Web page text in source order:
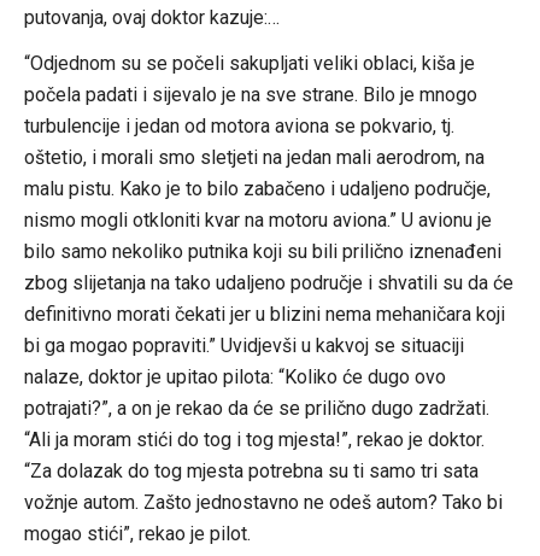
putovanja, ovaj doktor kazuje:…
“Odjednom su se počeli sakupljati veliki oblaci, kiša je
počela padati i sijevalo je na sve strane. Bilo je mnogo
turbulencije i jedan od motora aviona se pokvario, tj.
oštetio, i morali smo sletjeti na jedan mali aerodrom, na
malu pistu. Kako je to bilo zabačeno i udaljeno područje,
nismo mogli otkloniti kvar na motoru aviona.” U avionu je
bilo samo nekoliko putnika koji su bili prilično iznenađeni
zbog slijetanja na tako udaljeno područje i shvatili su da će
definitivno morati čekati jer u blizini nema mehaničara koji
bi ga mogao popraviti.” Uvidjevši u kakvoj se situaciji
nalaze, doktor je upitao pilota: “Koliko će dugo ovo
potrajati?”, a on je rekao da će se prilično dugo zadržati.
“Ali ja moram stići do tog i tog mjesta!”, rekao je doktor.
“Za dolazak do tog mjesta potrebna su ti samo tri sata
vožnje autom. Zašto jednostavno ne odeš autom? Tako bi
mogao stići”, rekao je pilot.